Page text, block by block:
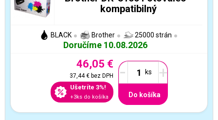
kompatibilný
BLACK Brother 25000 strán
Doručíme 10.08.2026
46,05 €
37,44 €bez DPH
Ušetríte 3%!
+3ks do košíka
- +
Do košíka